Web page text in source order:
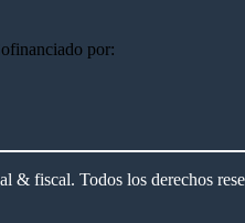
por:
& fiscal. Todos los derechos